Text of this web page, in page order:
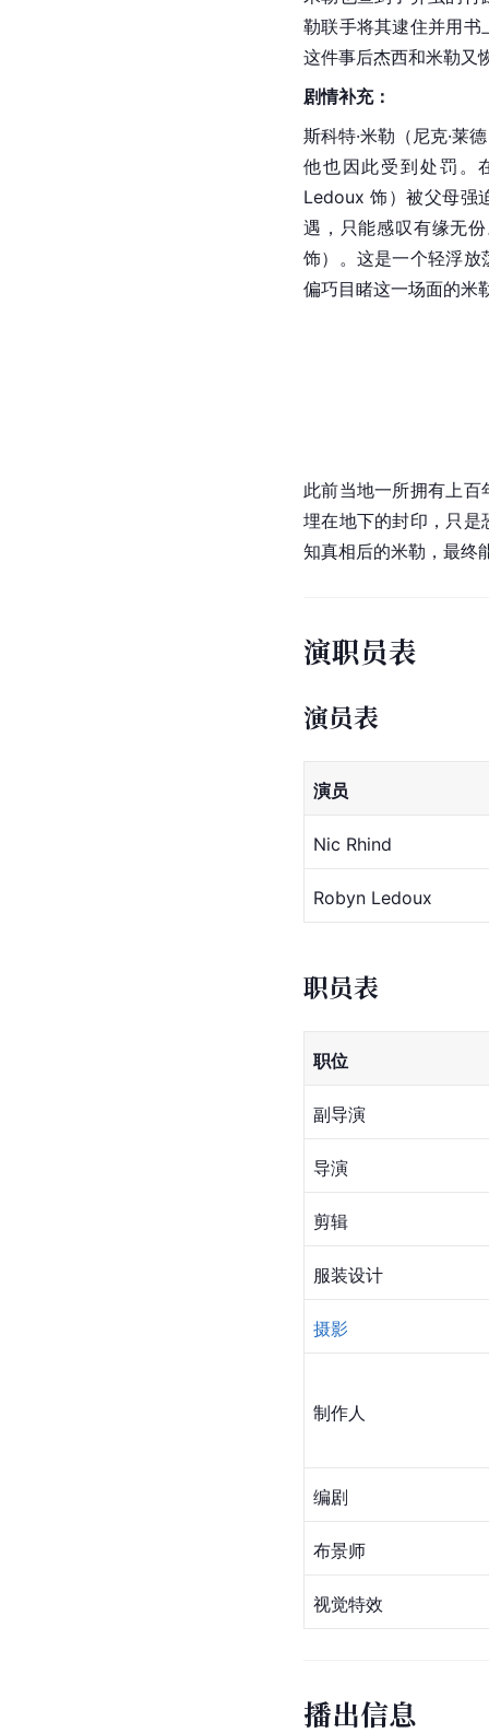
勒联手将其逮住并用书
这件事后杰西和米勒又
剧情补充：
斯科特·米勒（ 尼克·莱
他也因此受到处罚。
Ledoux 饰）被父母强
遇，只能感叹有缘无
饰）。这是一个轻浮放
偏巧目睹这一场面的米
此前当地一所拥有上
埋在地下的封印，只是
知真相后的米勒，最终
演职员表
演员表
演员
Nic Rhind
Robyn Ledoux
职员表
职位
副导演
导演
剪辑
服装设计
摄影
制作人
编剧
布景师
视觉特效
播出信息